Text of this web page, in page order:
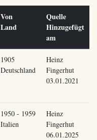
Von
Land
Quelle
Hinzugefügt
am
1905
Deutschland
Heinz
Fingerhut
03.01.2021
1950 - 1959
Italien
Heinz
Fingerhut
06.01.2025